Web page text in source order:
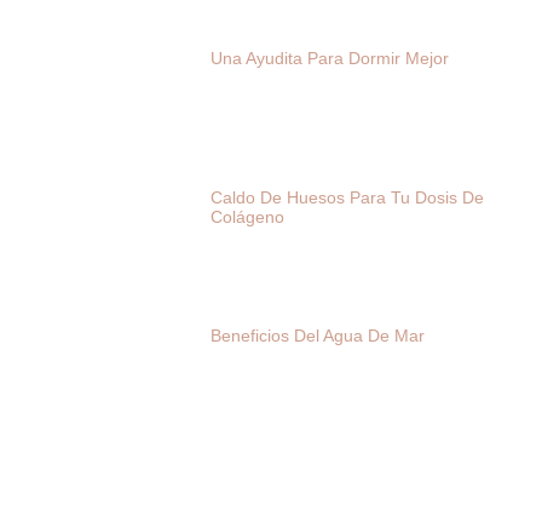
Una Ayudita Para Dormir Mejor
Caldo De Huesos Para Tu Dosis De
Colágeno
Beneficios Del Agua De Mar